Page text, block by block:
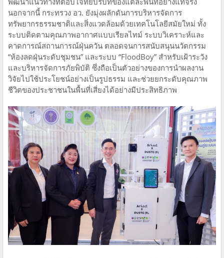
นอกจากนี้ กระทรวง อว. ยังมุ่งผลักดันการบริหารจัดการ
ทรัพยากรธรรมชาติและสิ่งแวดล้อมด้วยเทคโนโลยีสมัยใหม่ ทั้ง
ระบบติดตามคุณภาพอากาศแบบเรียลไทม์ ระบบวิเคราะห์และ
คาดการณ์สถานการณ์ฝุ่นควัน ตลอดจนการสนับสนุนนวัตกรรม
“ห้องลดฝุ่นระดับชุมชน” และระบบ “FloodBoy” สำหรับเฝ้าระวัง
และบริหารจัดการภัยพิบัติ ซึ่งถือเป็นตัวอย่างของการนำผลงาน
วิจัยไปใช้ประโยชน์อย่างเป็นรูปธรรม และช่วยยกระดับคุณภาพ
ชีวิตของประชาชนในพื้นที่เสี่ยงได้อย่างมีประสิทธิภาพ